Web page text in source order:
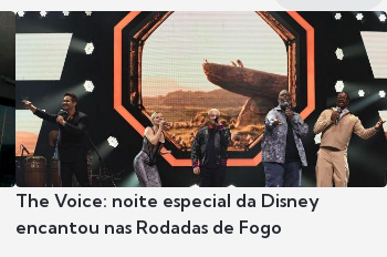
The Voice: noite especial da Disney
encantou nas Rodadas de Fogo